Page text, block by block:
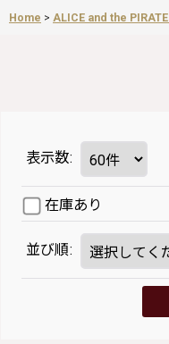
Home > ALICE and the
表示数:
在庫あり
並び順: